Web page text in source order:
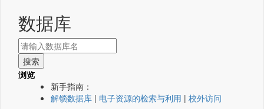
数据库
浏览
新手指南：
解锁数据库 | 电子资源的检索与利用 | 校外访问